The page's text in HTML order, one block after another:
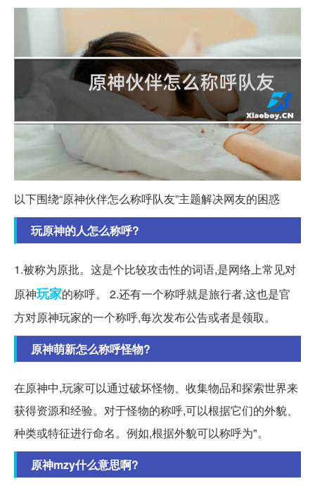
以下围绕“原神伙伴怎么称呼队友”主题解决网友的困惑
玩原神的人怎么称呼?
1.被称为原批。这是个比较攻击性的词语,是网络上常见对
原神玩家的称呼。 2.还有一个称呼就是旅行者,这也是官
方对原神玩家的一个称呼,每次发布公告或者是领取。
原神萌新怎么称呼怪物?
在原神中,玩家可以通过破坏怪物、收集物品和探索世界来
获得资源和经验。对于怪物的称呼,可以根据它们的外貌、
种类或特征进行命名。例如,根据外貌可以称呼为"。
原神mzy什么意思啊?